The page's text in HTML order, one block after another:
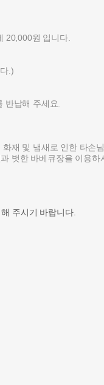
20,000원 입니다.
.)
반납해 주세요.
재 및 냄새로 인한 타손
벗한 바베큐장을 이용하
주시기 바랍니다.